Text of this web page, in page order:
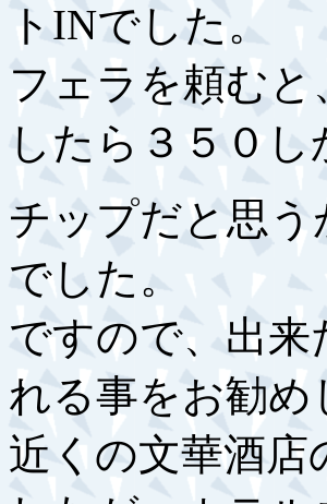
トINでした。
フェラを頼む
したら３５０
チップだと思
でした。
ですので、出
れる事をお勧め
近くの文華酒